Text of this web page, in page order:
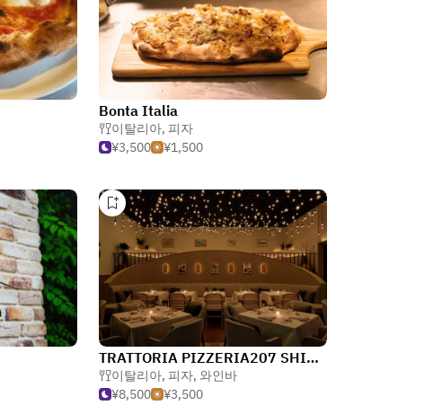
Bonta Italia
이탈리아, 피자
¥3,500
¥1,500
TRATTORIA PIZZERIA207 SHIBUYA
이탈리아, 피자, 와인바
¥8,500
¥3,500